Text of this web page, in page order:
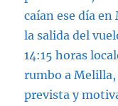
caían ese día
la salida del
14:15 horas
rumbo a Melilla,
prevista y